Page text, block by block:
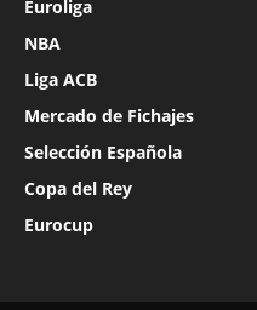
Euroliga
NBA
Liga ACB
Mercado de Fichajes
Selección Española
Copa del Rey
Eurocup